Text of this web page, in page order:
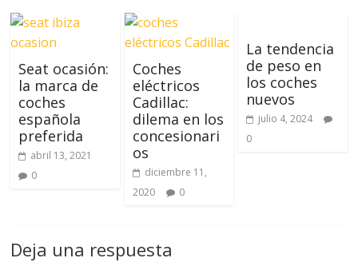
Seat ocasión:
la marca de
coches
española
preferida
abril 13, 2021
0
Coches
eléctricos
Cadillac:
dilema en los
concesionari
os
diciembre 11,
2020
0
La tendencia
de peso en
los coches
nuevos
julio 4, 2024
0
Deja una respuesta